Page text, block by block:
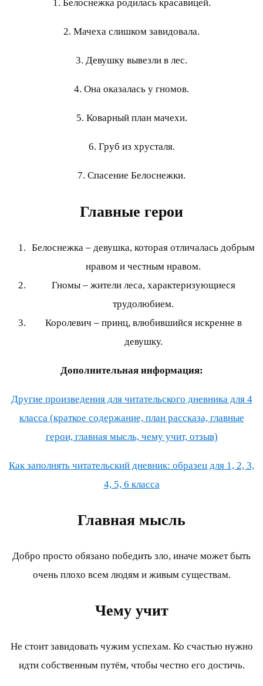
1. Белоснежка родилась красавицей.
2. Мачеха слишком завидовала.
3. Девушку вывезли в лес.
4. Она оказалась у гномов.
5. Коварный план мачехи.
6. Груб из хрусталя.
7. Спасение Белоснежки.
Главные герои
Белоснежка – девушка, которая отличалась добрым
нравом и честным нравом.
Гномы – жители леса, характеризующиеся
трудолюбием.
Королевич – принц, влюбившийся искренне в
девушку.
Дополнительная информация:
Другие произведения для читательского дневника для 4
класса (краткое содержание, план рассказа, главные
герои, главная мысль, чему учит, отзыв)
Как заполнять читательский дневник: образец для 1, 2, 3,
4, 5, 6 класса
Главная мысль
Добро просто обязано победить зло, иначе может быть
очень плохо всем людям и живым существам.
Чему учит
Не стоит завидовать чужим успехам. Ко счастью нужно
идти собственным путём, чтобы честно его достичь.